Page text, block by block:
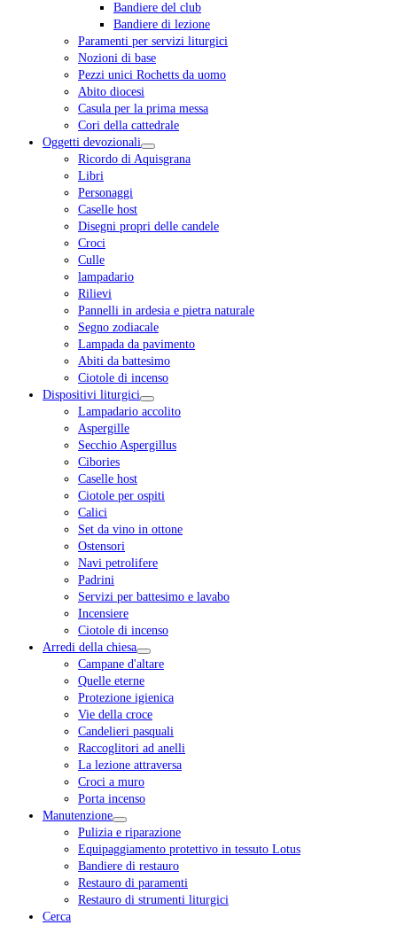
Bandiere del club
Bandiere di lezione
Paramenti per servizi liturgici
Nozioni di base
Pezzi unici Rochetts da uomo
Abito diocesi
Casula per la prima messa
Cori della cattedrale
Oggetti devozionali
Ricordo di Aquisgrana
Libri
Personaggi
Caselle host
Disegni propri delle candele
Croci
Culle
lampadario
Rilievi
Pannelli in ardesia e pietra naturale
Segno zodiacale
Lampada da pavimento
Abiti da battesimo
Ciotole di incenso
Dispositivi liturgici
Lampadario accolito
Aspergille
Secchio Aspergillus
Cibories
Caselle host
Ciotole per ospiti
Calici
Set da vino in ottone
Ostensori
Navi petrolifere
Padrini
Servizi per battesimo e lavabo
Incensiere
Ciotole di incenso
Arredi della chiesa
Campane d'altare
Quelle eterne
Protezione igienica
Vie della croce
Candelieri pasquali
Raccoglitori ad anelli
La lezione attraversa
Croci a muro
Porta incenso
Manutenzione
Pulizia e riparazione
Equipaggiamento protettivo in tessuto Lotus
Bandiere di restauro
Restauro di paramenti
Restauro di strumenti liturgici
Cerca